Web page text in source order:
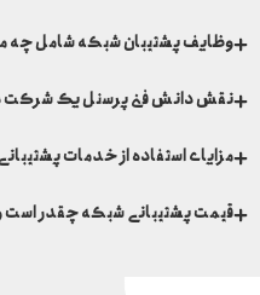
وظایف پشتیبان شبکه شامل چه
نقش دانش فنی پرسنل یک شرکت
مزایای استفاده از خدمات
قیمت پشتیبانی شبکه چقدر است